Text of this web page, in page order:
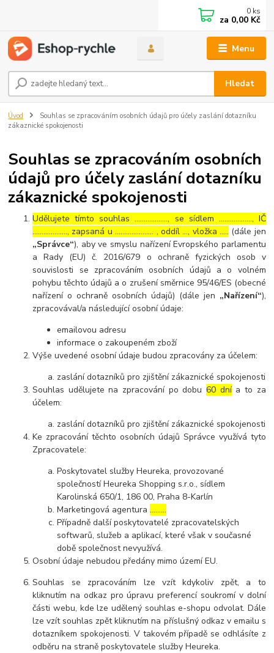
Menu
Hledat
0 ks
za 0,00 Kč
Úvod
Souhlas se zpracováním osobních údajů pro účely zaslání dotazníku
zákaznické spokojenosti
Souhlas se zpracováním osobních
údajů pro účely zaslání dotazníku
zákaznické spokojenosti
Udělujete tímto souhlas ……………..., se sídlem ………………, IČ
………………., zapsaná u ………………… , oddíl …, vložka ….. (dále jen
„Správce“), aby ve smyslu nařízení Evropského parlamentu
a Rady (EU) č. 2016/679 o ochraně fyzických osob v
souvislosti se zpracováním osobních údajů a o volném
pohybu těchto údajů a o zrušení směrnice 95/46/ES (obecné
nařízení o ochraně osobních údajů) (dále jen „Nařízení“),
zpracovával/a následující osobní údaje:
emailovou adresu
informace o zakoupeném zboží
Výše uvedené osobní údaje budou zpracovány za účelem:
zaslání dotazníků pro zjištění zákaznické spokojenosti
Souhlas udělujete na zpracování po dobu60 dnía to za
účelem:
zaslání dotazníků pro zjištění zákaznické spokojenosti
Ke zpracování těchto osobních údajů Správce využívá tyto
Zpracovatele:
Poskytovatel služby Heureka, provozované
společností Heureka Shopping s.r.o., sídlem
Karolinská 650/1, 186 00, Praha 8-Karlín
Marketingová agentura………
Případně další poskytovatelé zpracovatelských
softwarů, služeb a aplikací, které však v současné
době společnost nevyužívá.
Osobní údaje nebudou předány mimo území EU.
Souhlas se zpracováním lze vzít kdykoliv zpět, a to
kliknutím na odkaz pro úpravu preferencí soukromí v dolní
části webu, kde lze udělený souhlas e-shopu odvolat. Dále
lze vzít souhlas zpět kliknutím na příslušný odkaz v emailu s
dotazníkem spokojenosti. V takovém případě se odhlásíte z
odběru na straně poskytovatele služby Heureka.